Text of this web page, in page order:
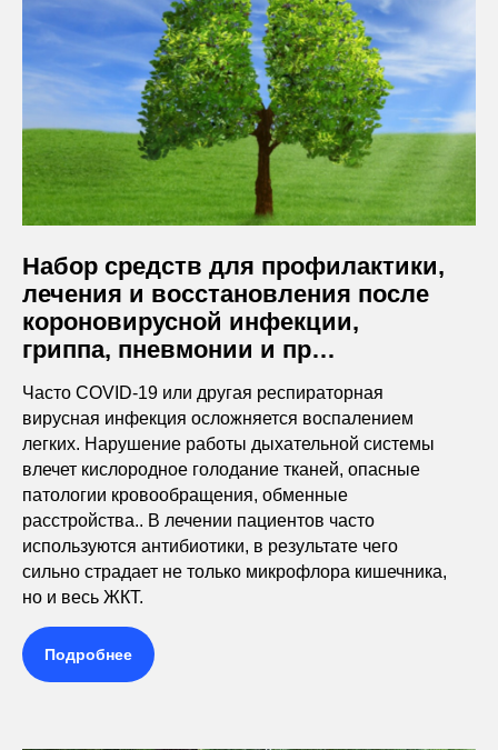
Набор средств для профилактики,
лечения и восстановления после
короновирусной инфекции,
гриппа, пневмонии и пр…
Часто COVID-19 или другая респираторная
вирусная инфекция осложняется воспалением
легких. Нарушение работы дыхательной системы
влечет кислородное голодание тканей, опасные
патологии кровообращения, обменные
расстройства.. В лечении пациентов часто
используются антибиотики, в результате чего
сильно страдает не только микрофлора кишечника,
но и весь ЖКТ.
Подробнее